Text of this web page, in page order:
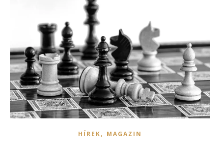
HÍREK, MAGAZIN